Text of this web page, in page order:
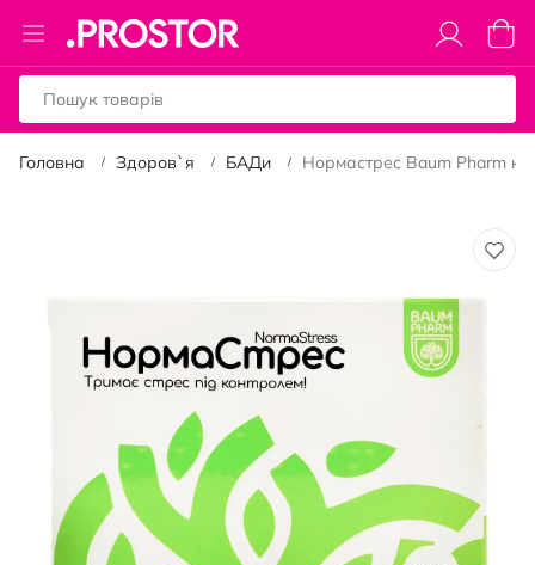
Toggle
Nav
Кошик
Головна Здоров`я БАДи Нормастрес Baum Pharm
зображень